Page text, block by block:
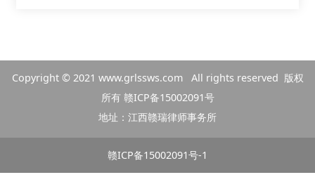
Copyright © 2021 www.grlssws.comAll rights reserved 版权
所有 赣ICP备15002091号
地址：江西赣瑞律师事务所
赣ICP备15002091号-1